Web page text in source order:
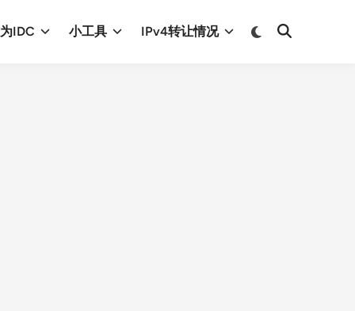
IDC 小工具 IPv4转让情况
Switch
Open